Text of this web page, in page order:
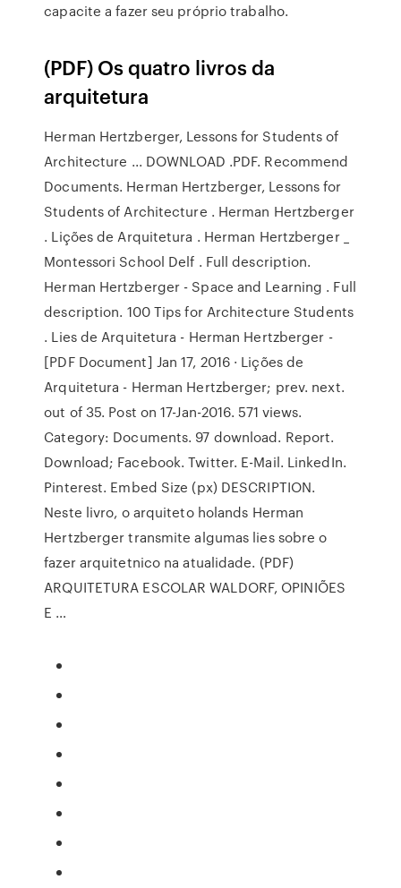
capacite a fazer seu próprio trabalho.
(PDF) Os quatro livros da
arquitetura
Herman Hertzberger, Lessons for Students of
Architecture ... DOWNLOAD .PDF. Recommend
Documents. Herman Hertzberger, Lessons for
Students of Architecture . Herman Hertzberger
. Lições de Arquitetura . Herman Hertzberger _
Montessori School Delf . Full description.
Herman Hertzberger - Space and Learning . Full
description. 100 Tips for Architecture Students
. Lies de Arquitetura - Herman Hertzberger -
[PDF Document] Jan 17, 2016 · Lições de
Arquitetura - Herman Hertzberger; prev. next.
out of 35. Post on 17-Jan-2016. 571 views.
Category: Documents. 97 download. Report.
Download; Facebook. Twitter. E-Mail. LinkedIn.
Pinterest. Embed Size (px) DESCRIPTION.
Neste livro, o arquiteto holands Herman
Hertzberger transmite algumas lies sobre o
fazer arquitetnico na atualidade. (PDF)
ARQUITETURA ESCOLAR WALDORF, OPINIÕES
E …